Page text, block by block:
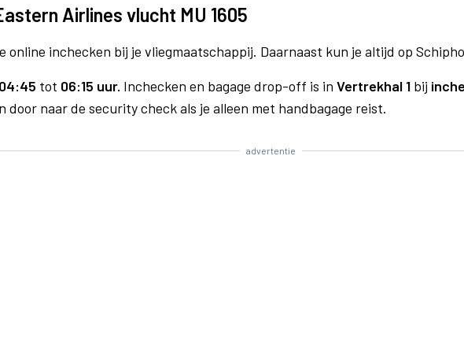
Airlines vlucht MU 1605
online inchecken bij je vliegmaatschappij. Daarnaast kun je altijd op
04:45 tot 06:15 uur. Inchecken en bagage drop-off is in Vertrekhal 1 bij
door naar de security check als je alleen met handbagage reist.
advertentie